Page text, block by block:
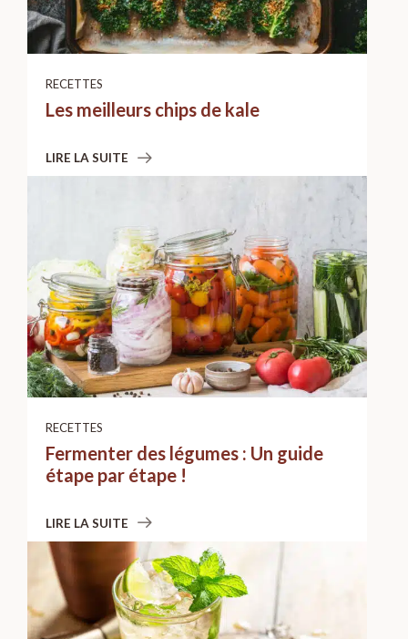
RECETTES
Les meilleurs chips de kale
LIRE LA SUITE
RECETTES
Fermenter des légumes : Un guide
étape par étape !
LIRE LA SUITE